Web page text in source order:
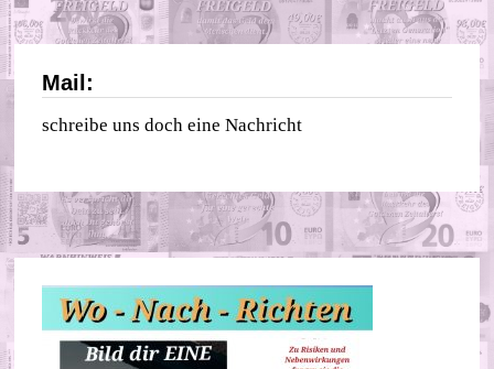
Mail:
schreibe uns doch eine Nachricht